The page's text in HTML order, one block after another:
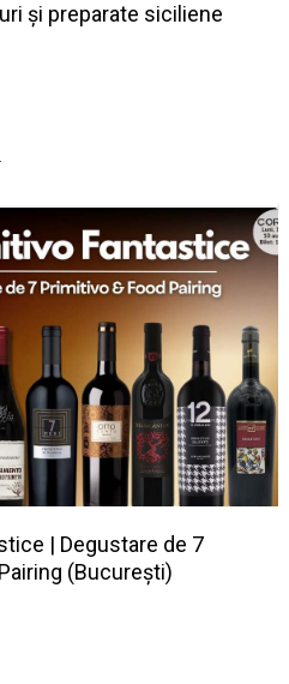
și preparate siciliene
| Degustare de 7
(București)